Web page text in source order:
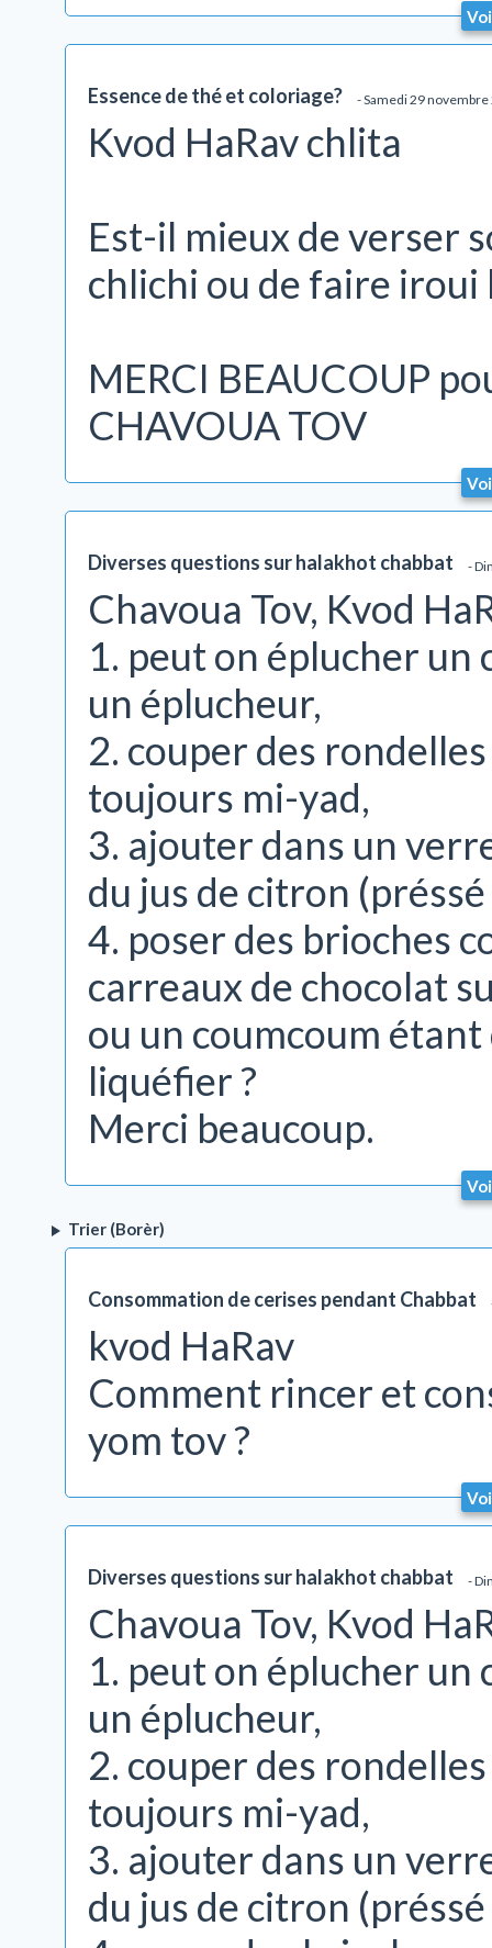
Essence de thé et coloriage? - Samedi 29
Kvod HaRav chlita
Est-il mieux de verser
chlichi ou de faire
MERCI BEAUCOUP
CHAVOUA TOV
Diverses questions sur halakhot chabbat -
Chavoua Tov, Kvod
1. peut on éplucher un
un éplucheur,
2. couper des
toujours mi-yad,
3. ajouter dans un
du jus de citron
4. poser des brioches
carreaux de chocolat
ou un coumcoum
liquéfier ?
Merci beaucoup.
Trier (Borèr)
Consommation de cerises pendant Chabbat
kvod HaRav
Comment rincer et
yom tov ?
Diverses questions sur halakhot chabbat -
Chavoua Tov, Kvod
1. peut on éplucher un
un éplucheur,
2. couper des
toujours mi-yad,
3. ajouter dans un
du jus de citron